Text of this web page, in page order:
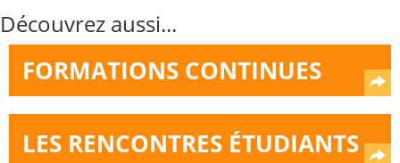
Découvrez aussi...
FORMATIONS CONTINUES
LES RENCONTRES ÉTUDIANTS